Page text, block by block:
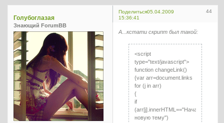
Поделиться 44
05.04.2009
15:36:41
Голубоглазая
Знающий ForumBB
А...кстати скрипт был такой:
<script
type="text/javascript">
function changeLink()
{var arr=document.links
for (j in arr)
{
if
(arr[j].innerHTML=="Начать
новую тему")